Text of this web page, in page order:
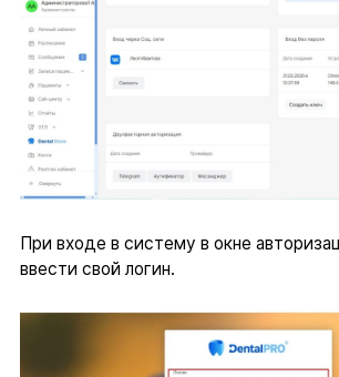
При входе в систему в окне
ввести свой логин.